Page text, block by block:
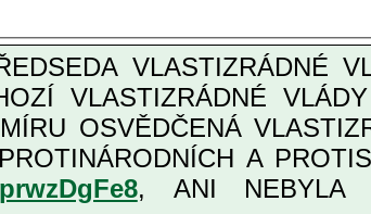
VLASTIZRÁDNÉ
URČENÁ
, ANI NEBYLA